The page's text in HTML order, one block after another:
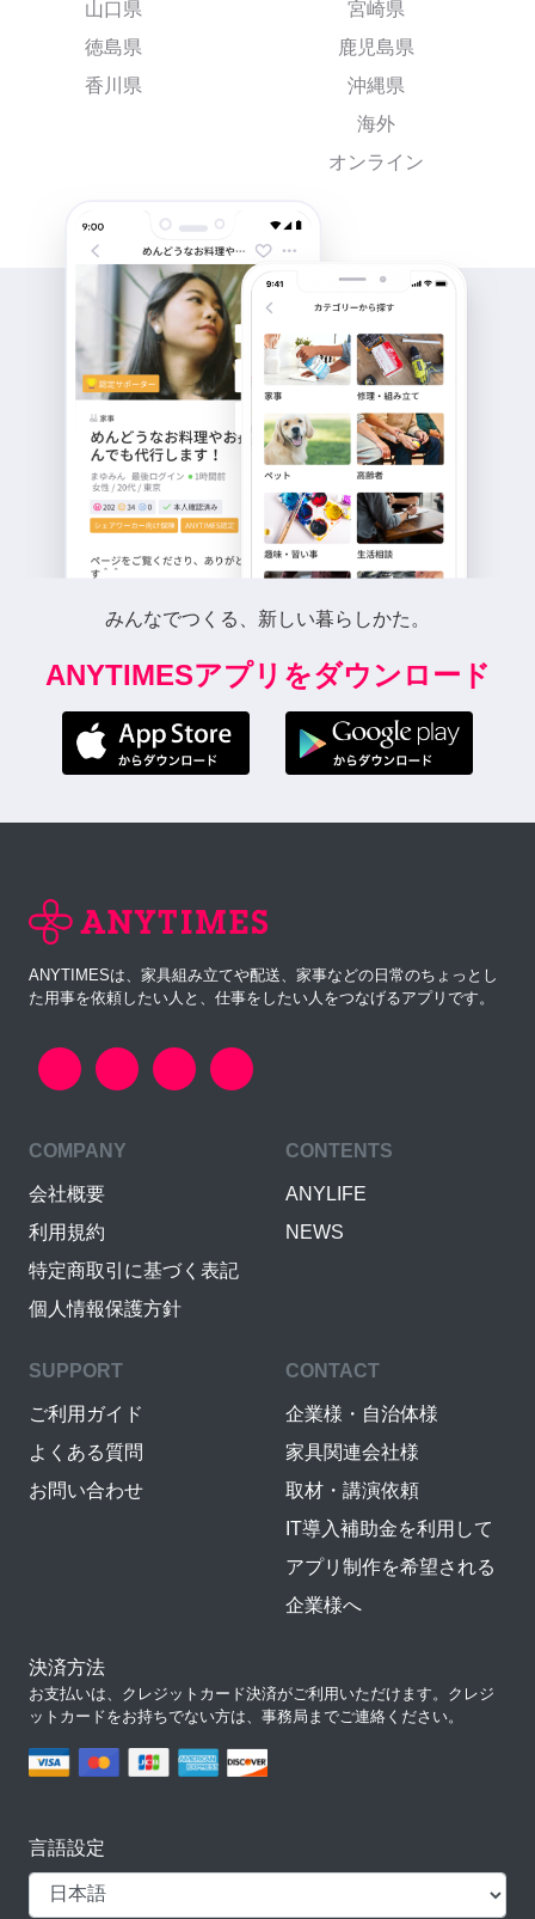
山口県
徳島県
香川県
宮崎県
鹿児島県
沖縄県
海外
オンライン
みんなでつくる、新しい暮らしかた。
ANYTIMESアプリをダウンロード
ANYTIMESは、家具組み立てや配送、家事などの日常のちょっとし
た用事を依頼したい人と、仕事をしたい人をつなげるアプリです。
COMPANY
会社概要
利用規約
特定商取引に基づく表記
個人情報保護方針
CONTENTS
ANYLIFE
NEWS
SUPPORT
ご利用ガイド
よくある質問
お問い合わせ
CONTACT
企業様・自治体様
家具関連会社様
取材・講演依頼
IT導入補助金を利用して
アプリ制作を希望される
企業様へ
決済方法
お支払いは、クレジットカード決済がご利用いただけます。クレジ
ットカードをお持ちでない方は、事務局までご連絡ください。
言語設定